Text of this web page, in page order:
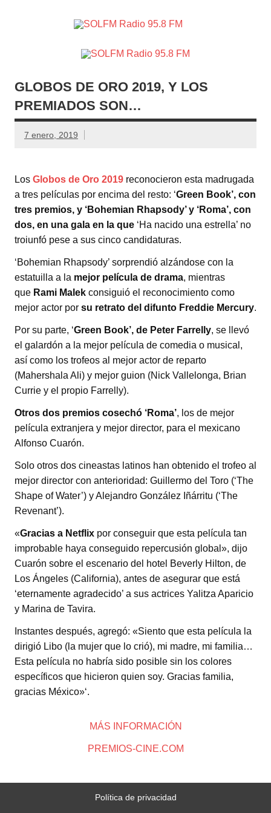
Crevillente, Radio en Vega Baja y Radio en el Medio
Vinalopó
GLOBOS DE ORO 2019, Y LOS
PREMIADOS SON…
7 enero, 2019
Los Globos de Oro 2019 reconocieron esta madrugada
a tres películas por encima del resto: ‘Green Book’, con
tres premios, y ‘Bohemian Rhapsody’ y ‘Roma’, con
dos, en una gala en la que ‘Ha nacido una estrella’ no
troiunfó pese a sus cinco candidaturas.
‘Bohemian Rhapsody’ sorprendió alzándose con la
estatuilla a la mejor película de drama, mientras
que Rami Malek consiguió el reconocimiento como
mejor actor por su retrato del difunto Freddie Mercury.
Por su parte, ‘Green Book’, de Peter Farrelly, se llevó
el galardón a la mejor película de comedia o musical,
así como los trofeos al mejor actor de reparto
(Mahershala Ali) y mejor guion (Nick Vallelonga, Brian
Currie y el propio Farrelly).
Otros dos premios cosechó ‘Roma’, los de mejor
película extranjera y mejor director, para el mexicano
Alfonso Cuarón.
Solo otros dos cineastas latinos han obtenido el trofeo al
mejor director con anterioridad: Guillermo del Toro (‘The
Shape of Water’) y Alejandro González Iñárritu (‘The
Revenant’).
«Gracias a Netflix por conseguir que esta película tan
improbable haya conseguido repercusión global», dijo
Cuarón sobre el escenario del hotel Beverly Hilton, de
Los Ángeles (California), antes de asegurar que está
‘eternamente agradecido’ a sus actrices Yalitza Aparicio
y Marina de Tavira.
Instantes después, agregó: «Siento que esta película la
dirigió Libo (la mujer que lo crió), mi madre, mi familia…
Esta película no habría sido posible sin los colores
específicos que hicieron quien soy. Gracias familia,
gracias México»‘.
MÁS INFORMACIÓN
PREMIOS-CINE.COM
Política de privacidad